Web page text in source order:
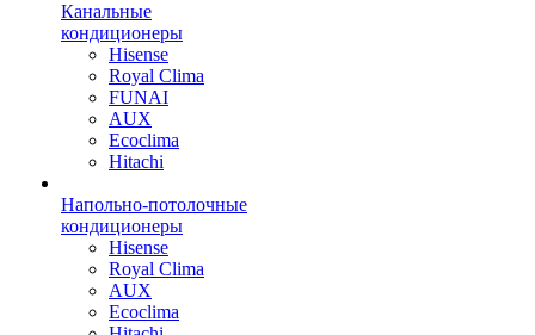
Канальные
кондиционеры
Hisense
Royal Clima
FUNAI
AUX
Ecoclima
Hitachi
Напольно-потолочные
кондиционеры
Hisense
Royal Clima
AUX
Ecoclima